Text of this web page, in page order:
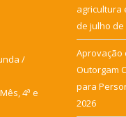
/
4ª e
agricultura
de julho de
Aprovação
Outorgam
para
2026